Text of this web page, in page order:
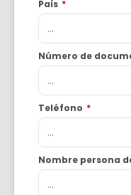
País *
Número de
Teléfono *
Nombre persona